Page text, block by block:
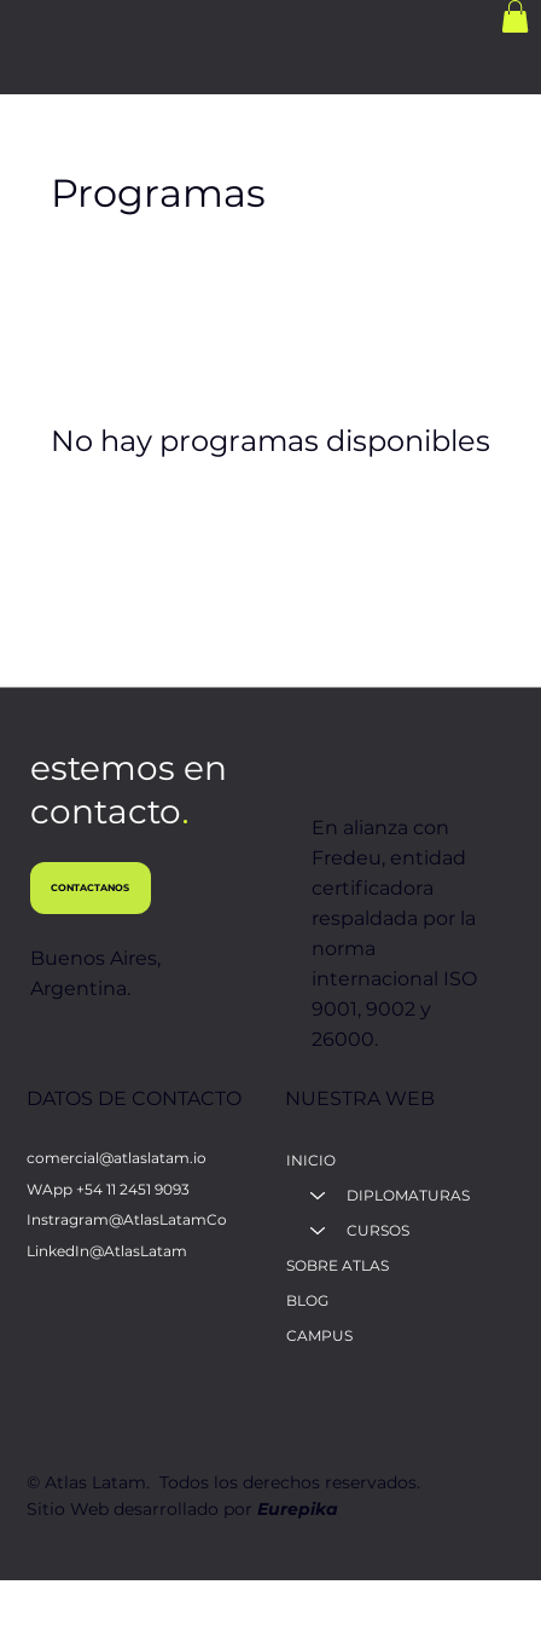
Programas
No hay programas disponibles
estemos en
contacto.
Buenos Aires,
Argentina.
CONTACTANOS
DATOS DE CONTACTO
comercial@atlaslatam.io
WApp +54 11 2451 9093
Instragram@AtlasLatamCo
LinkedIn@AtlasLatam
NUESTRA WEB
INICIO
DIPLOMATURAS
CURSOS
SOBRE ATLAS
BLOG
CAMPUS
En alianza con
Fredeu, entidad
certificadora
respaldada por la
norma
internacional ISO
9001, 9002 y
26000.
​© Atlas Latam. Todos los derechos reservados.
Sitio Web desarrollado por Eurepika